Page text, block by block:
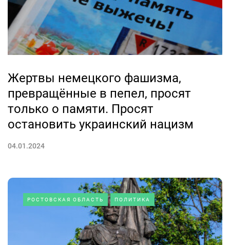
Жертвы немецкого фашизма,
превращённые в пепел, просят
только о памяти. Просят
остановить украинский нацизм
04.01.2024
РОСТОВСКАЯ ОБЛАСТЬ ПОЛИТИКА